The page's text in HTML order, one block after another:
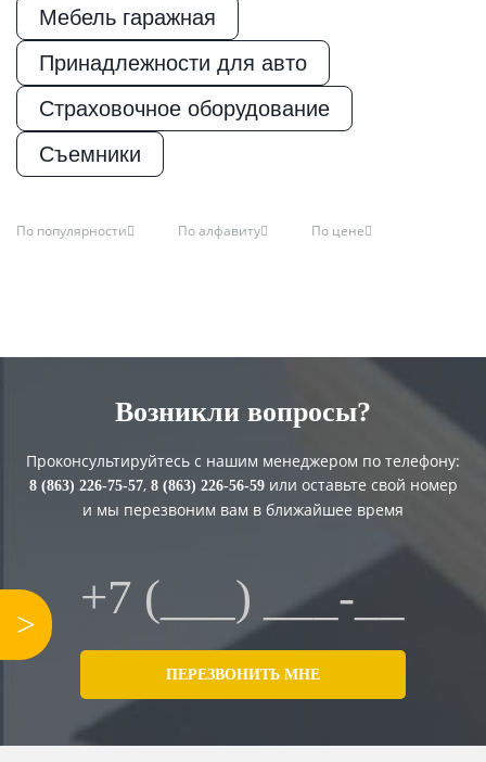
Продукция из
дерева
Строительство
Мебель гаражная
Принадлежности для авто
Страховочное оборудование
Съемники
>
По популярности По алфавиту По цене
Возникли вопросы?
Проконсультируйтесь с нашим менеджером по телефону:
8 (863) 226-75-57, 8 (863) 226-56-59или оставьте свой номер
и мы перезвоним вам в ближайшее время